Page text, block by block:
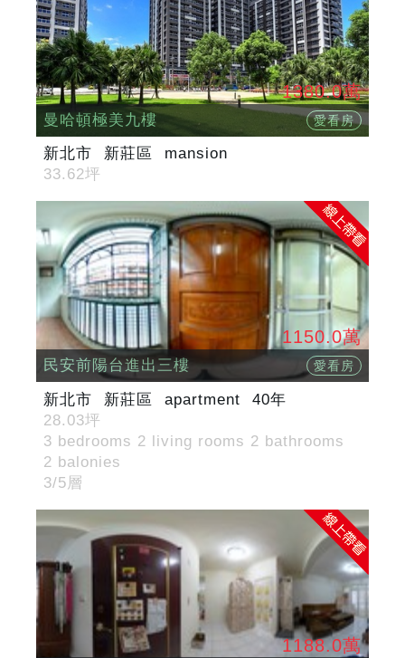
1380.0萬
曼哈頓極美九樓 愛看房
新北市 新莊區
mansion
33.62坪
1150.0萬
民安前陽台進出三樓 愛看房
新北市 新莊區 apartment
40年
28.03坪
3 bedrooms 2 living rooms 2 bathrooms
2 balonies
3/5層
1188.0萬